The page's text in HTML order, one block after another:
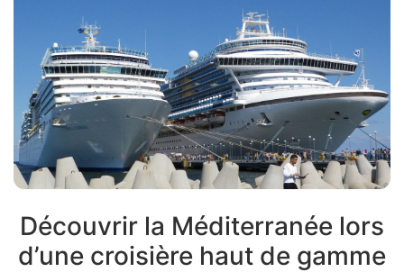
Découvrir la Méditerranée lors
d’une croisière haut de gamme